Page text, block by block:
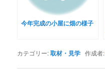
今年完成の小屋に畑の様子
カテゴリー:取材・見学 作成